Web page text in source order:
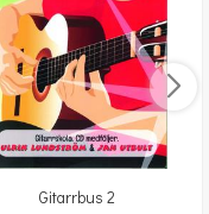
Gitarrbus 2